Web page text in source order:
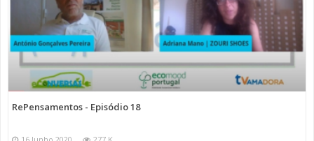
RePensamentos - Episódio 18